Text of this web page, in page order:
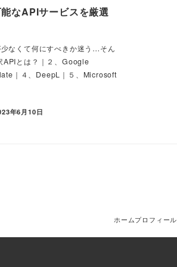
なAPIサービスを厳選
なくて何にすべきか迷う…そん
APIとは？｜２、Google
｜４、DeepL｜５、Microsoft
年6月10日
ホームプロフィール